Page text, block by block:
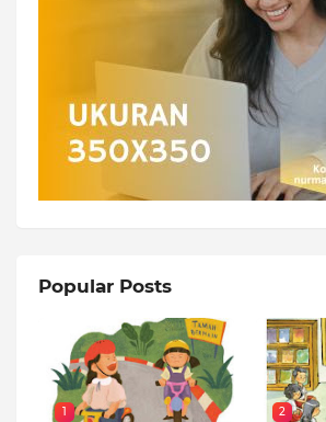
Popular Posts
1 2